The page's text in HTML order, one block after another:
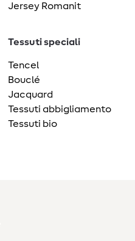
Jersey Romanit
Tessuti speciali
Tencel
Bouclé
Jacquard
Tessuti abbigliamento
Tessuti bio